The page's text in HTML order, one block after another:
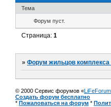
Тема
Форум пуст.
Страница:1
»Форум жильцов комплекса
© 2000 Сервис форумов «
Создать форум бесплатно
* Пожаловаться на форум *